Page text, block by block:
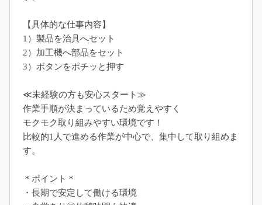
【具体的な仕事内容】
1）製品を治具へセット
2）加工機へ部品をセット
3）ボタンをポチッと押す
≪未経験の方も安心スタート≫
作業手順が決まっているため覚えやすく
モクモク取り組みやすい環境です！
比較的1人で進める作業が中心で、集中して取り組めま
す。
＊ポイント＊
・長期で安定して働ける環境